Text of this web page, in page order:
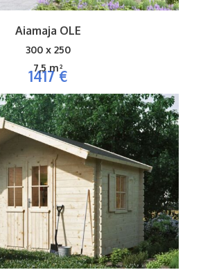
Aiamaja OLE
300 x 250
7,5 m²
1417 €